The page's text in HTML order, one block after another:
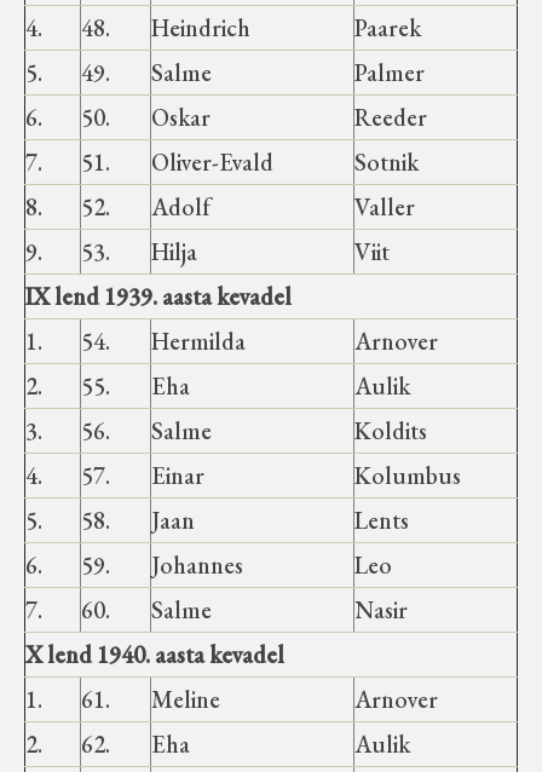
4.
48. Heindrich
Paarek
5.
49. Salme
Palmer
6.
50. Oskar
Reeder
7.
51. Oliver-Evald
Sotnik
8.
52. Adolf
Valler
9.
53. Hilja
Viit
IX lend 1939. aasta kevadel
1.
54. Hermilda
Arnover
2.
55. Eha
Aulik
3.
56. Salme
Koldits
4.
57. Einar
Kolumbus
5.
58. Jaan
Lents
6.
59. Johannes
Leo
7.
60. Salme
Nasir
X lend 1940. aasta kevadel
1.
61. Meline
Arnover
2.
62. Eha
Aulik